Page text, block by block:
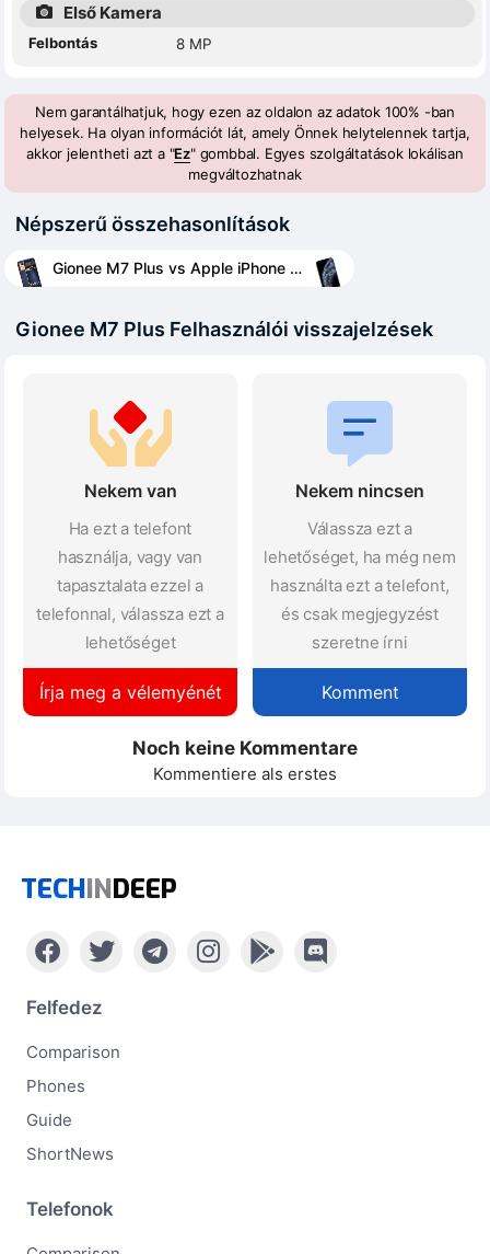
Első Kamera
Felbontás 8 MP
Nem garantálhatjuk, hogy ezen az oldalon az adatok 100% -ban
helyesek. Ha olyan információt lát, amely Önnek helytelennek tartja,
akkor jelentheti azt a "Ez" gombbal. Egyes szolgáltatások lokálisan
megváltozhatnak
Népszerű összehasonlítások
Gionee M7 Plus vs Apple iPhone 11 Pro
Gionee M7 Plus Felhasználói visszajelzések
Nekem van
Ha ezt a telefont
használja, vagy van
tapasztalata ezzel a
telefonnal, válassza ezt a
lehetőséget
Írja meg a vélemyénét
Nekem nincsen
Válassza ezt a
lehetőséget, ha még nem
használta ezt a telefont,
és csak megjegyzést
szeretne írni
Komment
Noch keine Kommentare
Kommentiere als erstes
TECHINDEEP
Felfedez
Comparison
Phones
Guide
ShortNews
Telefonok